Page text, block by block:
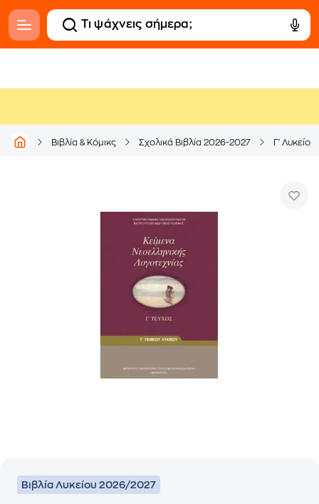
Βιβλία & Κόμικς Σχολικά Βιβλία 2026-2027 Γ' Λυκείου
Βιβλία Λυκείου 2026/2027